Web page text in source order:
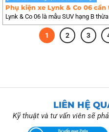
Phụ kiện xe Lynk & Co 06
Lynk & Co 06 là mẫu SUV hạng B
1 2 3
LIÊN HỆ
Kỹ thuật và tư vấn viên sẽ